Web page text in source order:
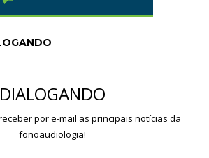
DIALOGANDO
por e-mail as principais notícias da
fonoaudiologia!